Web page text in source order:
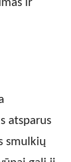
ir
atsparus
smulkių